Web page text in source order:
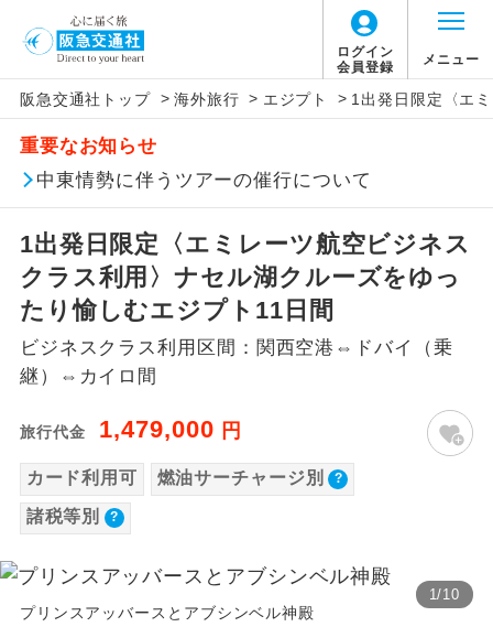
ログイン
会員登録
メニュー
阪急交通社トップ > 海外旅行 > エジプト > 1出発日限定〈エ
重要なお知らせ
中東情勢に伴うツアーの催行について
1出発日限定〈エミレーツ航空ビジネス
クラス利用〉ナセル湖クルーズをゆっ
たり愉しむエジプト11日間
ビジネスクラス利用区間：関西空港⇔ドバイ（乗
継）⇔カイロ間
旅行代金 1,479,000 円
カード利用可 燃油サーチャージ別
諸税等別
1/10
プリンスアッバースとアブシンベル神殿
旅行代金に燃油サーチャージは含まれており
ません。別途お支払いが必要となります。
目安：98,000円（2026/05/08現在）
※上記の燃油サーチャージは変更になる場合
があります。
旅行代金に、以下の料金は含まれておりませ
ん。別途お支払が必要となります。
【日本国内空港施設使用料】
関西国際空港
大人（12歳以上）3,310円、子供（2歳以上12
歳未満）1,660円
【旅客保安サービス料】
大人（12歳以上）320円、子供（2歳以上12
歳未満）320円
【海外空港諸税等】
料と空港税等は含まれておりません。別途お
支払いが必要となります。料金確定後、お知
このツアーは以下の出発地から追加代金でご参
加いただけます。
※リクエスト受付の場合、ご手配の可否は後日回答さ
せていただきます。
追加代金にて各地発着ありとは
なく、各地より下記追加代金にて飛行機や
ご同行者様が異なる発着地をご希望の場合
は、当社予約センターまで連絡ください。
アイコン 説明
添乗員同行
往路出発空港（駅）から復路到着空港
（駅）まで同行します。
現地係員同行
現地到着後、現地係員が同行しお世話い
たします。
バスガイド乗
バスガイドが乗務し、車内での観光案内
があります。
世界遺産
ユネスコに登録されている文化遺産や自
然遺産を訪ねるコースです。
温泉
露天風呂
ご宿泊ホテルに露天風呂が付いていま
す。